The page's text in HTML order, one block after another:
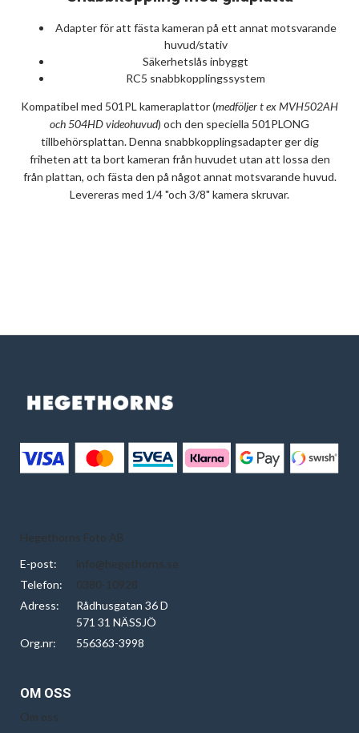
Adapter för att fästa kameran på ett annat motsvarande
huvud/stativ
Säkerhetslås inbyggt
RC5 snabbkopplingssystem
Kompatibel med 501PL kameraplattor (medföljer t ex MVH502AH
och 504HD videohuvud) och den speciella 501PLONG
tillbehörsplattan. Denna snabbkopplingsadapter ger dig
friheten att ta bort kameran från huvudet utan att lossa den
från plattan, och fästa den på något annat motsvarande huvud.
Levereras med 1/4 "och 3/8" kamera skruvar.
Hegethorns Foto AB
E-post:
info@hegethorns.se
Telefon:
0380-10928
Adress:
Rådhusgatan 36 D
571 31 NÄSSJÖ
Org.nr:
556363-3998
OM OSS
Om oss